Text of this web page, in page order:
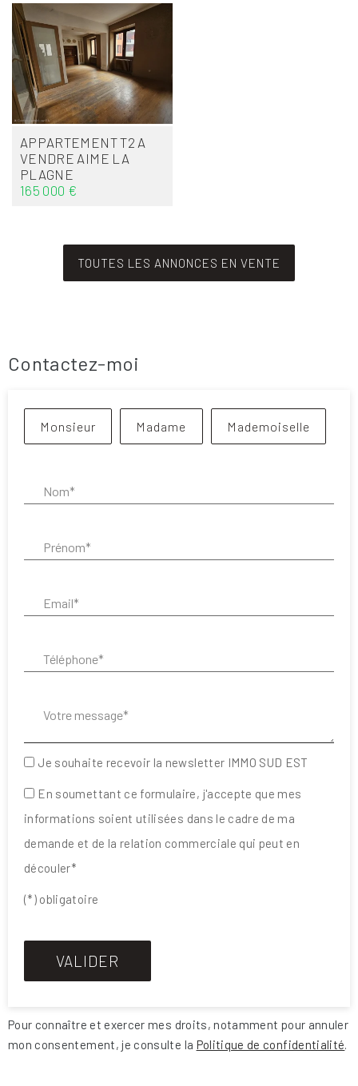
APPARTEMENT T2 A
VENDRE AIME LA
PLAGNE
165 000 €
TOUTES LES ANNONCES EN VENTE
Contactez-moi
Civilité :
Monsieur Madame Mademoiselle
Je souhaite recevoir la newsletter IMMO SUD EST
En soumettant ce formulaire, j'accepte que mes
informations soient utilisées dans le cadre de ma
demande et de la relation commerciale qui peut en
découler*
(*) obligatoire
Pour connaître et exercer mes droits, notamment pour annuler
mon consentement, je consulte la Politique de confidentialité.